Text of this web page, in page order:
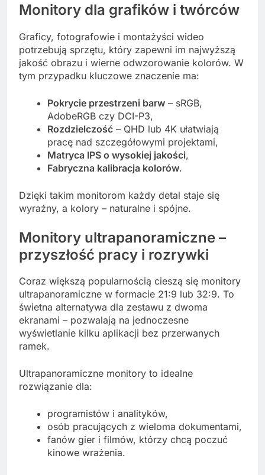
Monitory dla grafików i twórców
Graficy, fotografowie i montażyści wideo
potrzebują sprzętu, który zapewni im najwyższą
jakość obrazu i wierne odwzorowanie kolorów. W
tym przypadku kluczowe znaczenie ma:
Pokrycie przestrzeni barw – sRGB,
AdobeRGB czy DCI-P3,
Rozdzielczość – QHD lub 4K ułatwiają
pracę nad szczegółowymi projektami,
Matryca IPS o wysokiej jakości,
Fabryczna kalibracja kolorów.
Dzięki takim monitorom każdy detal staje się
wyraźny, a kolory – naturalne i spójne.
Monitory ultrapanoramiczne –
przyszłość pracy i rozrywki
Coraz większą popularnością cieszą się monitory
ultrapanoramiczne w formacie 21:9 lub 32:9. To
świetna alternatywa dla zestawu z dwoma
ekranami – pozwalają na jednoczesne
wyświetlanie kilku aplikacji bez przerwanych
ramek.
Ultrapanoramiczne monitory to idealne
rozwiązanie dla:
programistów i analityków,
osób pracujących z wieloma dokumentami,
fanów gier i filmów, którzy chcą poczuć
kinowe wrażenia.